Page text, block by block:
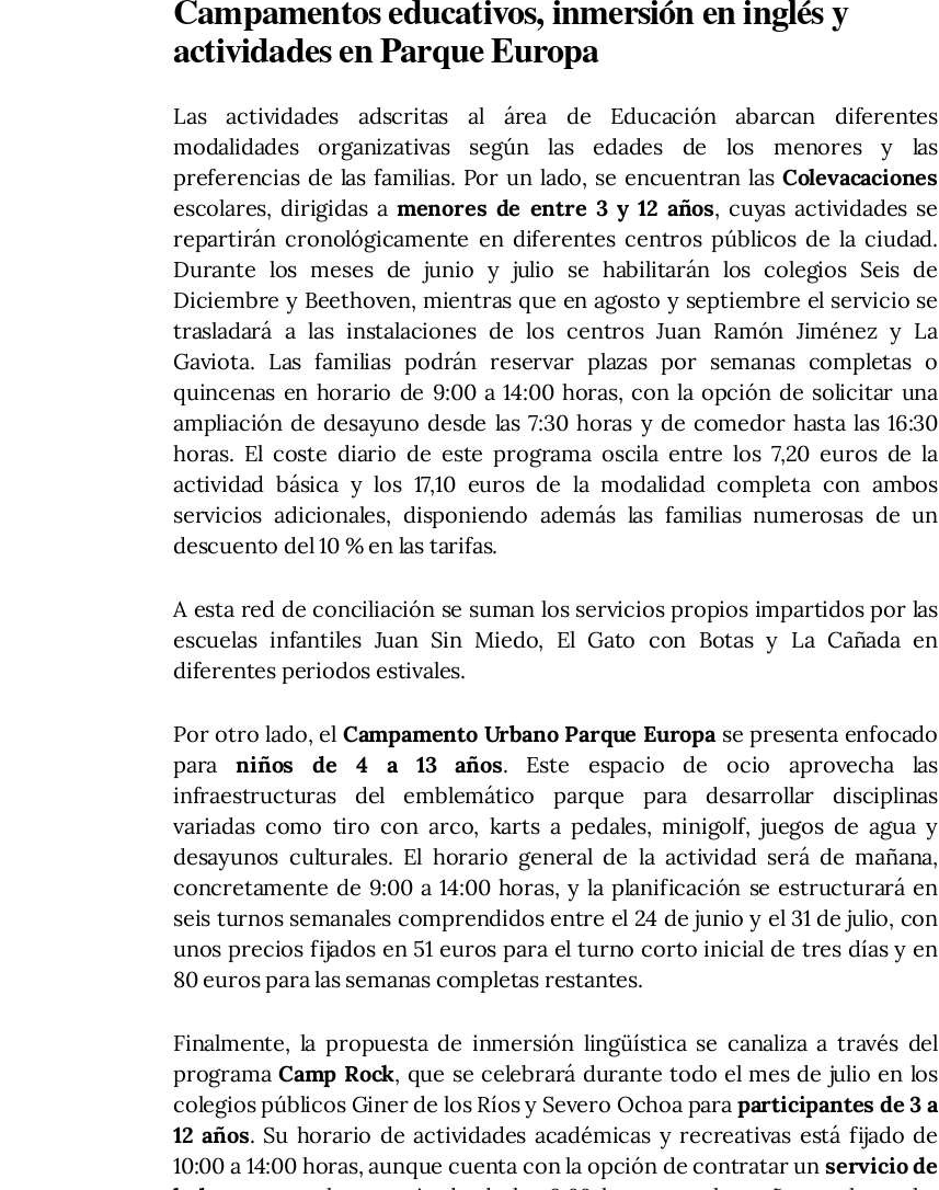
Campamentos educativos, inmersión en inglés y
actividades en Parque Europa
Las actividades adscritas al área de Educación abarcan diferentes
modalidades organizativas según las edades de los menores y las
preferencias de las familias. Por un lado, se encuentran las Colevacaciones
escolares, dirigidas a menores de entre 3 y 12 años, cuyas actividades se
repartirán cronológicamente en diferentes centros públicos de la ciudad.
Durante los meses de junio y julio se habilitarán los colegios Seis de
Diciembre y Beethoven, mientras que en agosto y septiembre el servicio se
trasladará a las instalaciones de los centros Juan Ramón Jiménez y La
Gaviota. Las familias podrán reservar plazas por semanas completas o
quincenas en horario de 9:00 a 14:00 horas, con la opción de solicitar una
ampliación de desayuno desde las 7:30 horas y de comedor hasta las 16:30
horas. El coste diario de este programa oscila entre los 7,20 euros de la
actividad básica y los 17,10 euros de la modalidad completa con ambos
servicios adicionales, disponiendo además las familias numerosas de un
descuento del 10 % en las tarifas.
A esta red de conciliación se suman los servicios propios impartidos por las
escuelas infantiles Juan Sin Miedo, El Gato con Botas y La Cañada en
diferentes periodos estivales.
Por otro lado, el Campamento Urbano Parque Europase presenta enfocado
paraniños de 4 a 13 años. Este espacio de ocio aprovecha las
infraestructuras del emblemático parque para desarrollar disciplinas
variadas como tiro con arco, karts a pedales, minigolf, juegos de agua y
desayunos culturales. El horario general de la actividad será de mañana,
concretamente de 9:00 a 14:00 horas, y la planificación se estructurará en
seis turnos semanales comprendidos entre el 24 de junio y el 31 de julio, con
unos precios fijados en 51 euros para el turno corto inicial de tres días y en
80 euros para las semanas completas restantes.
Finalmente, la propuesta de inmersión lingüística se canaliza a través del
programaCamp Rock, que se celebrará durante todo el mes de julio en los
colegios públicos Giner de los Ríos y Severo Ochoa para participantes de 3 a
12 años. Su horario de actividades académicas y recreativas está fijado de
10:00 a 14:00 horas, aunque cuenta con la opción de contratar unservicio de